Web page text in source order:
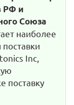
РФ и
Союза
наиболее
Inc,
поставку